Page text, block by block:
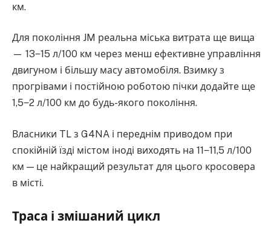
км.
Для покоління JM реальна міська витрата ще вища
— 13‒15 л/100 км через менш ефективне управління
двигуном і більшу масу автомобіля. Взимку з
прогрівами і постійною роботою пічки додайте ще
1,5‒2 л/100 км до будь-якого покоління.
Власники TL з G4NA і переднім приводом при
спокійній їзді містом іноді виходять на 11‒11,5 л/100
км — це найкращий результат для цього кросовера
в місті.
Траса і змішаний цикл